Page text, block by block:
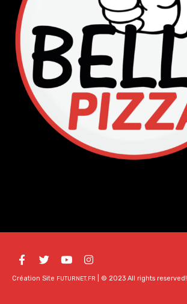
Création Site FUTURNET.FR | © 2023 All rights reserved!